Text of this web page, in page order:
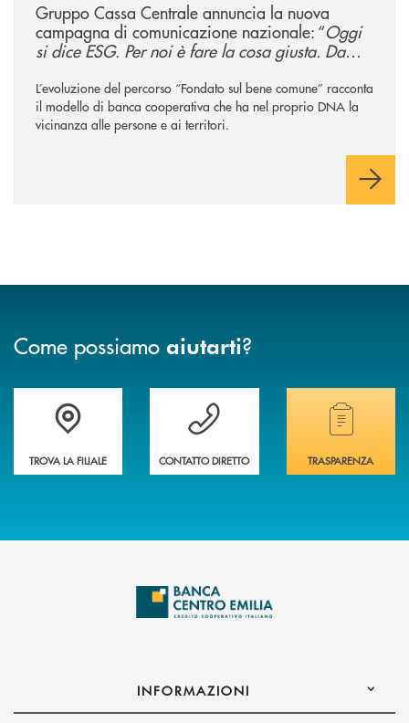
Gruppo Cassa Centrale annuncia la nuova
campagna di comunicazione nazionale: “Oggi
si dice ESG. Per noi è fare la cosa giusta. Da
L’evoluzione del percorso “Fondato sul bene comune” racconta
il modello di banca cooperativa che ha nel proprio DNA la
vicinanza alle persone e ai territori.
Come possiamo aiutarti?
Accedi all' elenco completo delle filiali
TROVA LA FILIALE
Vuoi avere maggiori informazioni sulla
CONTATTO DIRETTO
Hai bisogno di
TRASPARENZA
INFORMAZIONI